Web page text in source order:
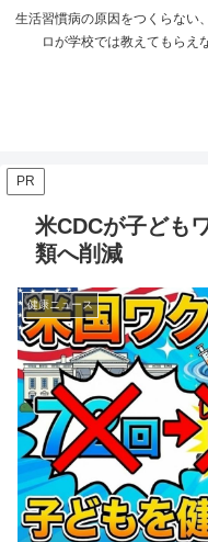
生活習慣病の原因をつくらな
ロが学校では教えてもらえ
PR
米CDCが子ども
類へ削減
健康ニュース